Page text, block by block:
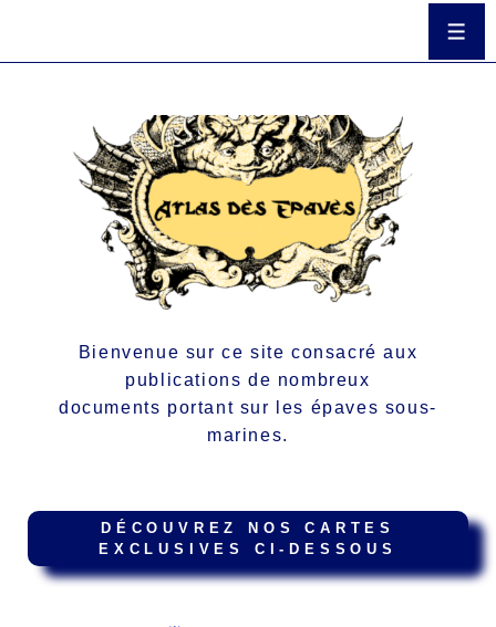
Bienvenue sur ce site consacré aux
publications de nombreux
documents portant sur les épaves sous-
marines.
DÉCOUVREZ NOS CARTES
EXCLUSIVES CI-DESSOUS